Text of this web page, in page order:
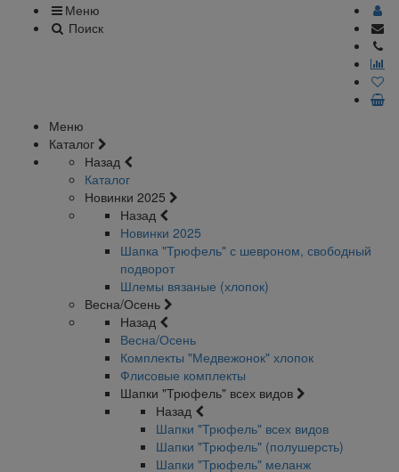
Меню
Поиск
Меню
Каталог
Назад
Каталог
Новинки 2025
Назад
Новинки 2025
Шапка "Трюфель" с шевроном, свободный
подворот
Шлемы вязаные (хлопок)
Весна/Осень
Назад
Весна/Осень
Комплекты "Медвежонок" хлопок
Флисовые комплекты
Шапки "Трюфель" всех видов
Назад
Шапки "Трюфель" всех видов
Шапки "Трюфель" (полушерсть)
Шапки "Трюфель" меланж